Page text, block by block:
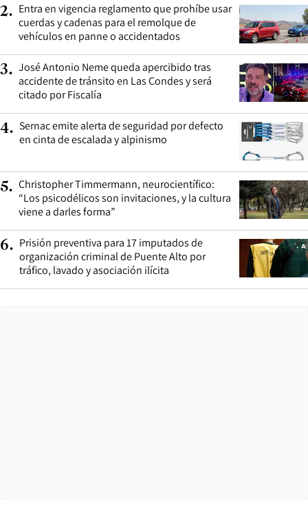
2. Entra en vigencia reglamento que prohíbe usar
cuerdas y cadenas para el remolque de
vehículos en panne o accidentados
3. José Antonio Neme queda apercibido tras
accidente de tránsito en Las Condes y será
citado por Fiscalía
4. Sernac emite alerta de seguridad por defecto
en cinta de escalada y alpinismo
5. Christopher Timmermann, neurocientífico:
“Los psicodélicos son invitaciones, y la cultura
viene a darles forma”
6. Prisión preventiva para 17 imputados de
organización criminal de Puente Alto por
tráfico, lavado y asociación ilícita